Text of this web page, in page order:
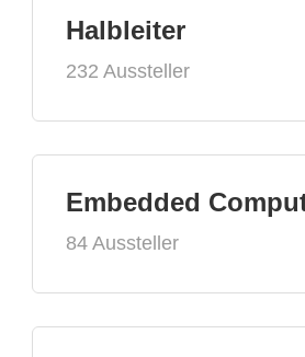
Halbleiter
232 Aussteller
Embedded
84 Aussteller